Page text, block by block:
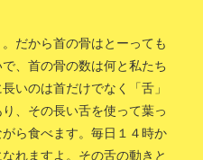
だから首の骨はとーっても
、首の骨の数は何と私たち
いのは首だけでなく「舌」
、その長い舌を使って葉っ
ら食べます。毎日１４時か
れますよ。その舌の動きと